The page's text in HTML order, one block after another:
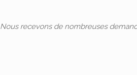
Nous recevons de nombreuses